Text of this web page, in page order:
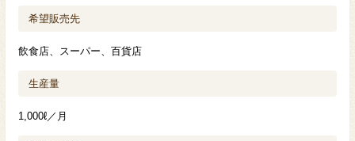
希望販売先
飲食店、スーパー、百貨店
生産量
1,000ℓ／月